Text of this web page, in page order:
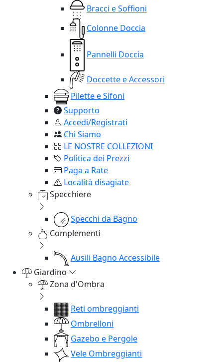
Bracci e Soffioni
Colonne Doccia
Pannelli Doccia
Doccette e Accessori
Pilette e Sifoni
Supporto
Accedi/Registrati
Chi Siamo
LE NOSTRE COLLEZIONI
Politica dei Prezzi
Paga a Rate
Località disagiate
Specchiere
Specchi da Bagno
Complementi
Ausili Bagno Accessibile
Giardino
Zona d'Ombra
Reti ombreggianti
Ombrelloni
Gazebo e Pergole
Vele Ombreggianti